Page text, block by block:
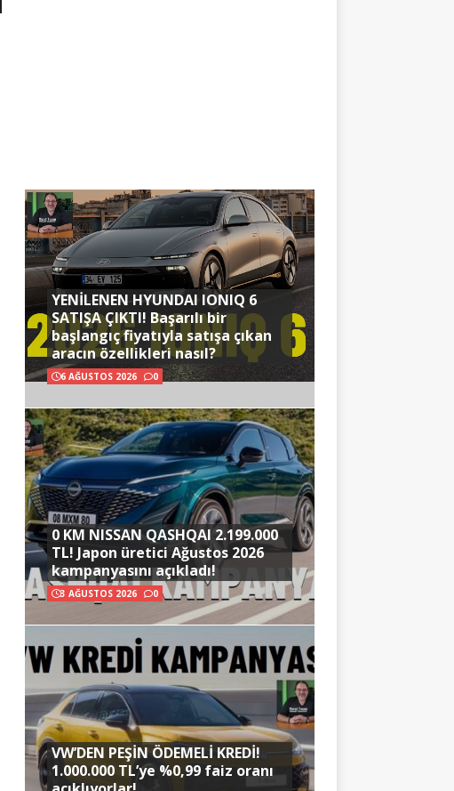
YENİLENEN HYUNDAI IONIQ 6
SATIŞA ÇIKTI! Başarılı bir
başlangıç fiyatıyla satışa çıkan
aracın özellikleri nasıl?
6 AĞUSTOS 2026 0
0 KM NISSAN QASHQAI 2.199.000
TL! Japon üretici Ağustos 2026
kampanyasını açıkladı!
3 AĞUSTOS 2026 0
VW’DEN PEŞİN ÖDEMELİ KREDİ!
1.000.000 TL’ye %0,99 faiz oranı